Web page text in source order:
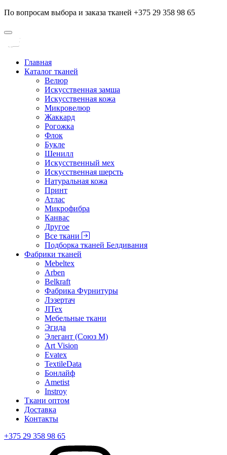
По вопросам выбора и заказа тканей +375 29 358 98 65
Главная
Каталог тканей
Велюр
Искусственная замша
Искусственная кожа
Микровелюр
Жаккард
Рогожка
Флок
Букле
Шенилл
Искусственный мех
Искусственная шерсть
Натуральная кожа
Принт
Атлас
Микрофибра
Канвас
Другое
Все ткани
Подборка тканей Белдивания
Фабрики тканей
Mebeltex
Arben
Belkraft
Фабрика Фурнитуры
Лэзертач
JITex
Мебельные ткани
Эгида
Элегант (Союз М)
Art Vision
Evatex
TextileData
Бонлайф
Ametist
Instroy
Ткани оптом
Доставка
Контакты
+375 29 358 98 65